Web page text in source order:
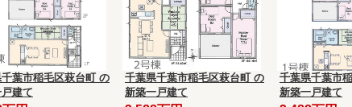
葉市稲毛区萩台町 の
建て
千葉県千葉市稲毛区萩台町 の
新築一戸建て
千葉県千葉市
新築一戸建て